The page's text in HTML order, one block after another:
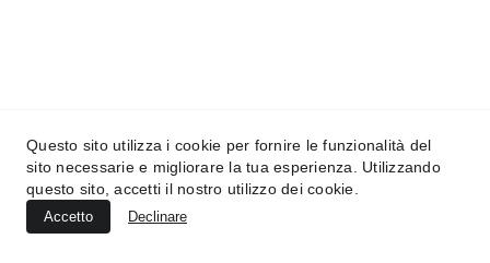
CF  94322690481
Questo sito utilizza i cookie per fornire le funzionalità del
sito necessarie e migliorare la tua esperienza. Utilizzando
questo sito, accetti il nostro utilizzo dei cookie.
Accetto Declinare